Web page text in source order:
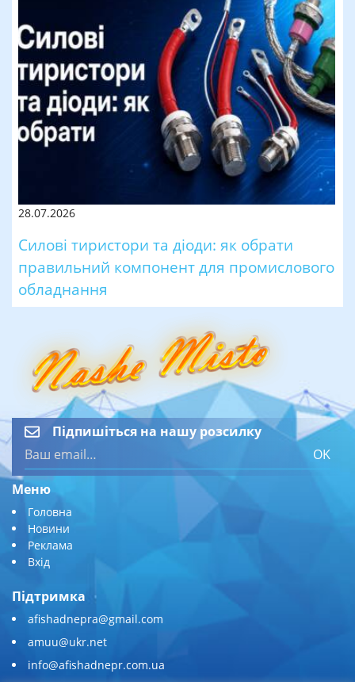
28.07.2026
Силові тиристори та діоди: як обрати
правильний компонент для промислового
обладнання
Підпишіться на нашу розсилку
OK
Меню
Головна
Новини
Реклама
Вхід
Підтримка
afishadnepra@gmail.com
amuu@ukr.net
info@afishadnepr.com.ua